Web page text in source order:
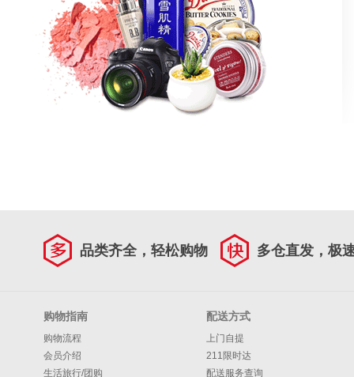
品类齐全，轻松购物 多仓直发，极
购物指南
购物流程
会员介绍
生活旅行/团购
配送方式
上门自提
211限时达
配送服务查询